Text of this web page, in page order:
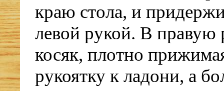
краю стола, и
левой рукой. В правую
косяк, плотно
рукоятку к ладони, а